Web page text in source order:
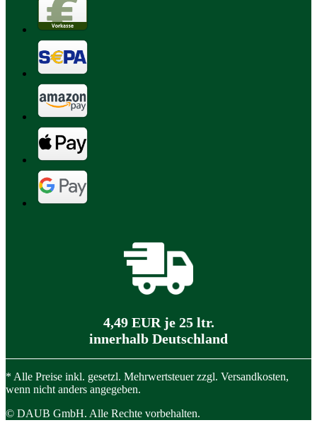
4,49 EUR je 25 ltr.
innerhalb Deutschland
* Alle Preise inkl. gesetzl. Mehrwertsteuer zzgl. Versandkosten,
wenn nicht anders angegeben.
© DAUB GmbH. Alle Rechte vorbehalten.